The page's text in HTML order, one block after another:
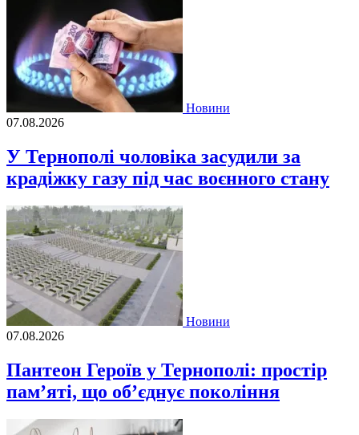
Новини
07.08.2026
У Тернополі чоловіка засудили за
крадіжку газу під час воєнного стану
Новини
07.08.2026
Пантеон Героїв у Тернополі: простір
пам’яті, що об’єднує покоління